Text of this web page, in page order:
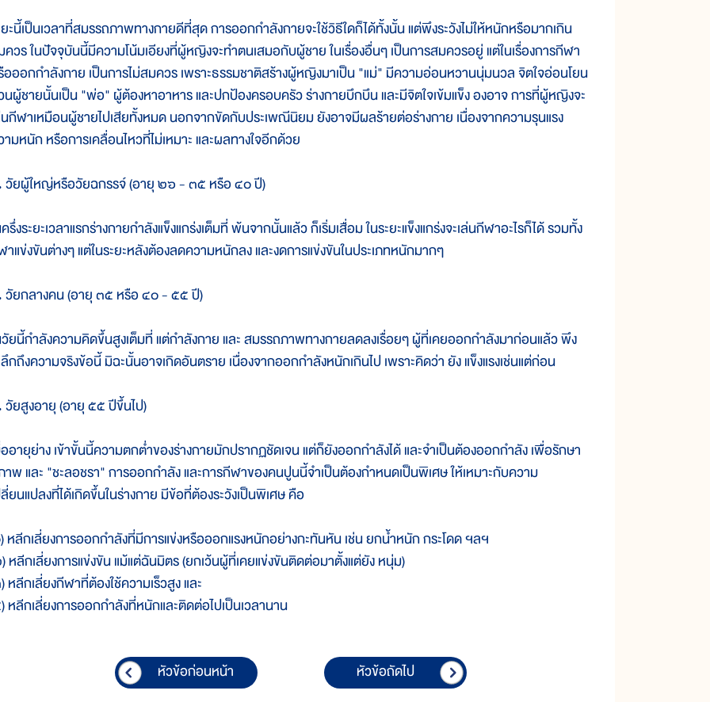
ะนี้เป็นเวลาที่สมรรถภาพทางกายดีที่สุด การออกกำลังกายจะใช้วิธีใดก็ได้ทั้งนั้น แต่พึงระวังไม่ให้หนักหรือมากเกิน
วร ในปัจจุบันนี้มีความโน้มเอียงที่ผู้หญิงจะทำตนเสมอกับผู้ชาย ในเรื่องอื่นๆ เป็นการสมควรอยู่ แต่ในเรื่องการกีฬา
อออกกำลังกาย เป็นการไม่สมควร เพราะธรรมชาติสร้างผู้หญิงมาเป็น "แม่" มีความอ่อนหวานนุ่มนวล จิตใจอ่อนโยน
ผู้ชายนั้นเป็น "พ่อ" ผู้ต้องหาอาหาร และปกป้องครอบครัว ร่างกายบึกบึน และมีจิตใจเข้มแข็ง องอาจ การที่ผู้หญิงจะ
นกีฬาเหมือนผู้ชายไปเสียทั้งหมด นอกจากขัดกับประเพณีนิยม ยังอาจมีผลร้ายต่อร่างกาย เนื่องจากความรุนแรง
ามหนัก หรือการเคลื่อนไหวที่ไม่เหมาะ และผลทางใจอีกด้วย
วัยผู้ใหญ่หรือวัยฉกรรจ์ (อายุ ๒๖ - ๓๕ หรือ ๔๐ ปี)
รึ่งระยะเวลาแรกร่างกายกำลังแข็งแกร่งเต็มที่ พ้นจากนั้นแล้ว ก็เริ่มเสื่อม ในระยะแข็งแกร่งจะเล่นกีฬาอะไรก็ได้ รวมทั้ง
แข่งขันต่างๆ แต่ในระยะหลังต้องลดความหนักลง และงดการแข่งขันในประเภทหนักมากๆ
วัยกลางคน (อายุ ๓๕ หรือ ๔๐ - ๕๕ ปี)
ยนี้กำลังความคิดขึ้นสูงเต็มที่ แต่กำลังกาย และ สมรรถภาพทางกายลดลงเรื่อยๆ ผู้ที่เคยออกกำลังมาก่อนแล้ว พึง
กถึงความจริงข้อนี้ มิฉะนั้นอาจเกิดอันตราย เนื่องจากออกกำลังหนักเกินไป เพราะคิดว่า ยัง แข็งแรงเช่นแต่ก่อน
ยสูงอายุ (อายุ ๕๕ ปีขึ้นไป)
ออายุย่าง เข้าขั้นนี้ความตกต่ำของร่างกายมักปรากฏชัดเจน แต่ก็ยังออกกำลังได้ และจำเป็นต้องออกกำลัง เพื่อรักษา
พ และ "ชะลอชรา" การออกกำลัง และการกีฬาของคนปูนนี้จำเป็นต้องกำหนดเป็นพิเศษ ให้เหมาะกับความ
ยนแปลงที่ได้เกิดขึ้นในร่างกาย มีข้อที่ต้องระวังเป็นพิเศษ คือ
หลีกเลี่ยงการออกกำลังที่มีการแข่งหรือออกแรงหนักอย่างกะทันหัน เช่น ยกน้ำหนัก กระโดด ฯลฯ
หลีกเลี่ยงการแข่งขัน แม้แต่ฉันมิตร (ยกเว้นผู้ที่เคยแข่งขันติดต่อมาตั้งแต่ยัง หนุ่ม)
หลีกเลี่ยงกีฬาที่ต้องใช้ความเร็วสูง และ
หลีกเลี่ยงการออกกำลังที่หนักและติดต่อไปเป็นเวลานาน
หัวข้อก่อนหน้า หัวข้อถัดไป